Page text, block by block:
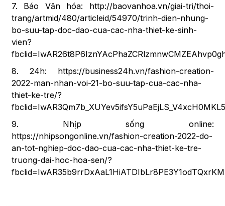
7. Báo Văn hóa: http://baovanhoa.vn/giai-tri/thoi-
trang/artmid/480/articleid/54970/trinh-dien-nhung-
bo-suu-tap-doc-dao-cua-cac-nha-thiet-ke-sinh-
vien?
8. 24h: https://business24h.vn/fashion-creation-
2022-man-nhan-voi-21-bo-suu-tap-cua-cac-nha-
thiet-ke-tre/?
9. Nhịp sống online:
https://nhipsongonline.vn/fashion-creation-2022-do-
an-tot-nghiep-doc-dao-cua-cac-nha-thiet-ke-tre-
truong-dai-hoc-hoa-sen/?